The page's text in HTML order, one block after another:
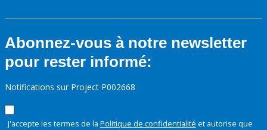
Abonnez-vous à notre newsletter
pour rester informé:
Notifications sur Project P002668
J'accepte les termes de la Politique de confidentialité et autorise que